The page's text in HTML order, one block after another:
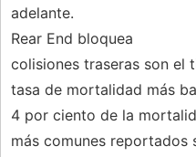
adelante.
Rear End bloquea
colisiones traseras son el
tasa de mortalidad más
4 por ciento de la
más comunes